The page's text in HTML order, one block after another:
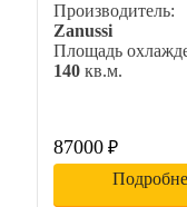
Производитель:
Zanussi
Площадь
140 кв.м.
87000 ₽